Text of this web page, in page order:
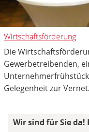
Wirtschaftsförderung
Die
Gewerbetreibenden,
Gelegenheit zur
Wir sind für Sie